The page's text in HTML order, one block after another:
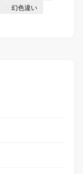
幻色違い